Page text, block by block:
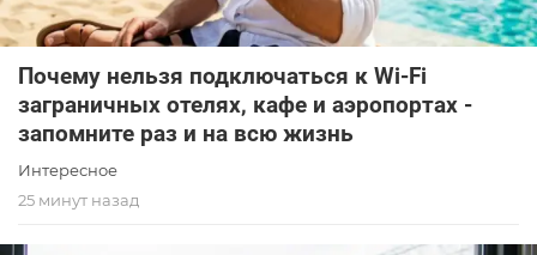
Почему нельзя подключаться к Wi-Fi
заграничных отелях, кафе и аэропортах -
запомните раз и на всю жизнь
Интересное
25 минут назад